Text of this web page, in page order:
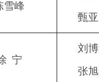
雪峰
甄
宁
刘
张